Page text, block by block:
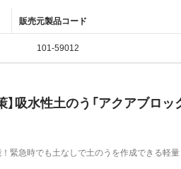
販売元製品コード
101-59012
】吸水性土のう「アクアブロッ
緊急時でも土なしで土のうを作成できる軽